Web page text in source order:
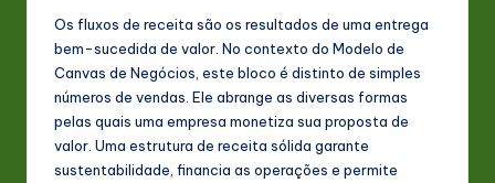
S
o
ft
w
Os fluxos de receita são os resultados de uma entrega
bem-sucedida de valor. No contexto do Modelo de
Canvas de Negócios, este bloco é distinto de simples
números de vendas. Ele abrange as diversas formas
pelas quais uma empresa monetiza sua proposta de
valor. Uma estrutura de receita sólida garante
sustentabilidade, financia as operações e permite